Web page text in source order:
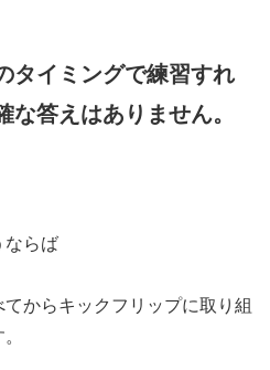
タイミングで練習すれ
答えはありません。
ならば
からキックフリップに取り組